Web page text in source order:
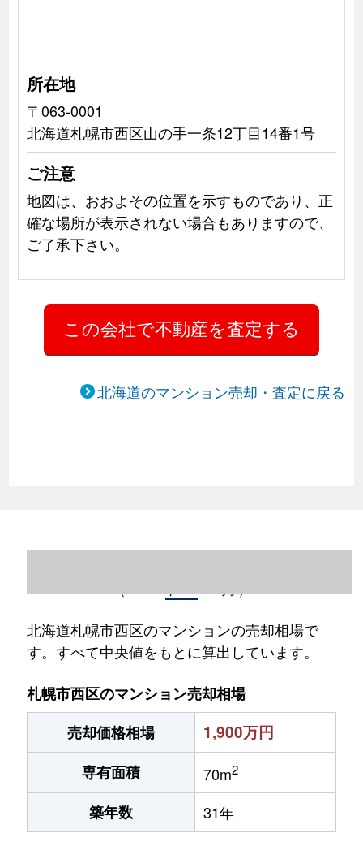
所在地
〒063-0001
北海道札幌市西区山の手一条12丁目14番1号
ご注意
地図は、おおよその位置を示すものであり、正
確な場所が表示されない場合もありますので、
ご了承下さい。
北海道のマンション売却・査定に戻る
北海道札幌市西区のマンションの売却相場で
す。すべて中央値をもとに算出しています。
札幌市西区のマンション売却相場
売却価格相場
1,900万円
専有面積 70m2
築年数 31年